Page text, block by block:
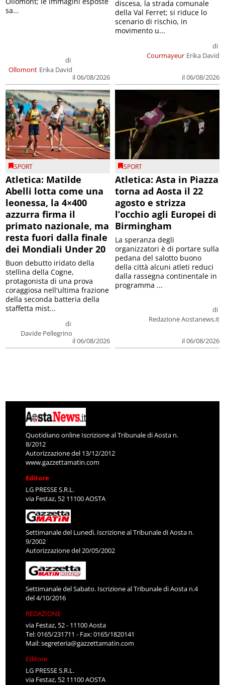
Ollomont
di
Erika David
il 06/08/2026
sa...
Courmayeur
di
Erika David
il 06/08/2026
discesa, la strada comunale
della Val Ferret; si riduce lo
scenario di rischio, in
movimento u...
SPORT
Atletica: Matilde
Abelli lotta come una
leonessa, la 4×400
azzurra firma il
primato nazionale, ma
resta fuori dalla finale
dei Mondiali Under 20
di
Davide Pellegrino
il 06/08/2026
Buon debutto iridato della
stellina della Cogne,
protagonista di una prova
coraggiosa nell'ultima frazione
della seconda batteria della
staffetta mist...
SPORT
Atletica: Asta in Piazza
torna ad Aosta il 22
agosto e strizza
l’occhio agli Europei di
Birmingham
di
Redazione Aostanews.it
il 06/08/2026
La speranza degli
organizzatori è di portare sulla
pedana del salotto buono
della città alcuni atleti reduci
dalla rassegna continentale in
programma ...
Quotidiano online Iscrizione al Tribunale di Aosta n.
8/2012
Autorizzazione del 13/12/2012
www.gazzettamatin.com
Editore
LG PRESSE S.R.L.
via Festaz, 52 11100 AOSTA
Settimanale del Lunedì. Iscrizione al Tribunale di Aosta n.
9/2002
Autorizzazione del 20/05/2002
Settimanale del Sabato. Iscrizione al Tribunale di Aosta n.4
del 4/10/2016
REDAZIONE
via Festaz, 52 - 11100 Aosta
Tel: 0165/231711 - Fax: 0165/1820141
Mail:segreteria@gazzettamatin.com
Editore
LG PRESSE S.R.L.
via Festaz, 52 11100 AOSTA